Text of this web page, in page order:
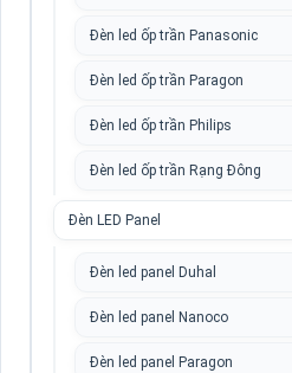
Đèn led ốp trần Panasonic
Đèn led ốp trần Paragon
Đèn led ốp trần Philips
Đèn led ốp trần Rạng Đông
Đèn LED Panel
Đèn led panel Duhal
Đèn led panel Nanoco
Đèn led panel Paragon